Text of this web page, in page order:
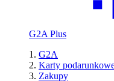
G2A Plus
G2A
Karty
Zakupy